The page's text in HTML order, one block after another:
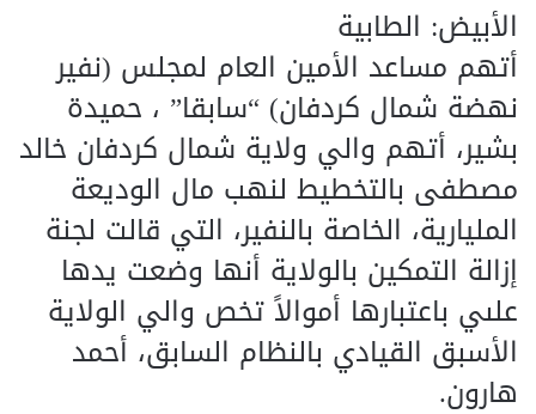
الأبيض: الطابية
أتهم مساعد الأمين العام لمجلس (نفير
نهضة شمال كردفان) “سابقا” ، حميدة
بشير، أتهم والي ولاية شمال كردفان خالد
مصطفى بالتخطيط لنهب مال الوديعة
المليارية، الخاصة بالنفير، التي قالت لجنة
إزالة التمكين بالولاية أنها وضعت يدها
علىي باعتبارها أموالاً تخص والي الولاية
الأسبق القيادي بالنظام السابق، أحمد
هارون.